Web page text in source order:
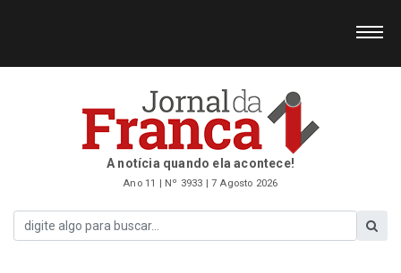
A notícia quando ela acontece!
Ano 11 | Nº 3933 | 7 Agosto 2026